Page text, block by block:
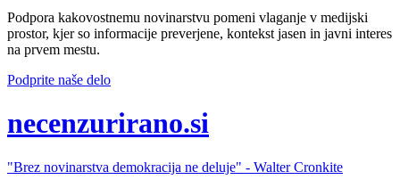
Podpora kakovostnemu novinarstvu pomeni vlaganje v medijski
prostor, kjer so informacije preverjene, kontekst jasen in javni interes
na prvem mestu.
Podprite naše delo
necenzurirano.si
"Brez novinarstva demokracija ne deluje" - Walter Cronkite